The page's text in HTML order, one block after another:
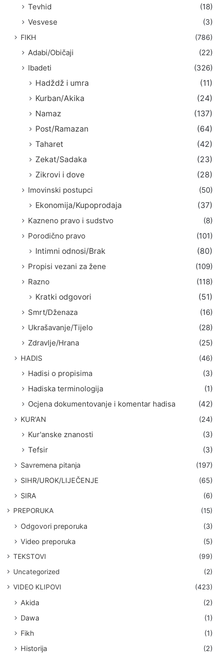
Tevhid
(18)
Vesvese
(3)
FIKH (786)
Adabi/Običaji
(22)
Ibadeti
(326)
Hadždž i umra
(11)
Kurban/Akika
(24)
Namaz
(137)
Post/Ramazan
(64)
Taharet
(42)
Zekat/Sadaka
(23)
Zikrovi i dove
(28)
Imovinski postupci
(50)
Ekonomija/Kupoprodaja
(37)
Kazneno pravo i sudstvo
(8)
Porodično pravo
(101)
Intimni odnosi/Brak
(80)
Propisi vezani za žene
(109)
Razno
(118)
Kratki odgovori
(51)
Smrt/Dženaza
(16)
Ukrašavanje/Tijelo
(28)
Zdravlje/Hrana
(25)
HADIS (46)
Hadisi o propisima
(3)
Hadiska terminologija
(1)
Ocjena dokumentovanje i komentar hadisa
(42)
KUR'AN (24)
Kur'anske znanosti
(3)
Tefsir
(3)
Savremena pitanja
(197)
SIHR/UROK/LIJEČENJE
(65)
SIRA
(6)
PREPORUKA (15)
Odgovori preporuka
(3)
Video preporuka
(5)
TEKSTOVI
(99)
Uncategorized
(2)
VIDEO KLIPOVI
(423)
Akida
(2)
Dawa
(1)
Fikh
(1)
Historija
(2)